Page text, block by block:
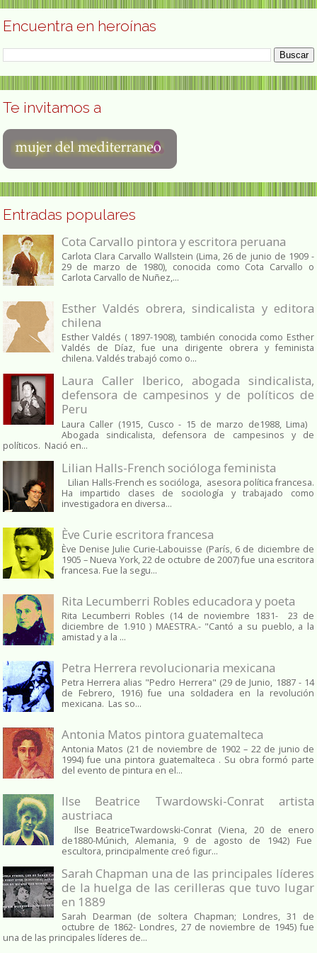
Encuentra en heroínas
Te invitamos a
Entradas populares
Cota Carvallo pintora y escritora peruana
Carlota Clara Carvallo Wallstein (Lima, 26 de junio de 1909 -
29 de marzo de 1980), conocida como Cota Carvallo o
Carlota Carvallo de Nuñez,...
Esther Valdés obrera, sindicalista y editora
chilena
Esther Valdés ( 1897-1908), también conocida como Esther
Valdés de Díaz, fue una dirigente obrera y feminista
chilena. Valdés trabajó como o...
Laura Caller Iberico, abogada sindicalista,
defensora de campesinos y de políticos de
Peru
Laura Caller (1915, Cusco - 15 de marzo de1988, Lima)
Abogada sindicalista, defensora de campesinos y de
políticos. Nació en...
Lilian Halls-French socióloga feminista
Lilian Halls-French es socióloga, asesora política francesa.
Ha impartido clases de sociología y trabajado como
investigadora en diversa...
Ève Curie escritora francesa
Ève Denise Julie Curie-Labouisse (París, 6 de diciembre de
1905 – Nueva York, 22 de octubre de 2007) fue una escritora
francesa. Fue la segu...
Rita Lecumberri Robles educadora y poeta
Rita Lecumberri Robles (14 de noviembre 1831- 23 de
diciembre de 1.910 ) MAESTRA.- "Cantó a su pueblo, a la
amistad y a la ...
Petra Herrera revolucionaria mexicana
Petra Herrera alias "Pedro Herrera" (29 de Junio, 1887 - 14
de Febrero, 1916) fue una soldadera en la revolución
mexicana. Las so...
Antonia Matos pintora guatemalteca
Antonia Matos (21 de noviembre de 1902 – 22 de junio de
1994) fue una pintora guatemalteca . Su obra formó parte
del evento de pintura en el...
Ilse Beatrice Twardowski-Conrat artista
austriaca
Ilse BeatriceTwardowski-Conrat (Viena, 20 de enero
de1880-Múnich, Alemania, 9 de agosto de 1942) Fue
escultora, principalmente creó figur...
Sarah Chapman una de las principales líderes
de la huelga de las cerilleras que tuvo lugar
en 1889
Sarah Dearman (de soltera Chapman; Londres, 31 de
octubre de 1862​- Londres, 27 de noviembre de 1945)​ fue
una de las principales líderes de...